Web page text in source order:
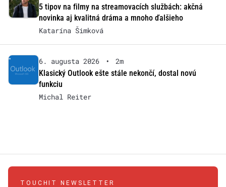
5 tipov na filmy na streamovacích službách: akčná
novinka aj kvalitná dráma a mnoho ďalšieho
Katarína Šimková
6. augusta 2026 •
2m
Klasický Outlook ešte stále nekončí, dostal novú
funkciu
Michal Reiter
TOUCHIT NEWSLETTER